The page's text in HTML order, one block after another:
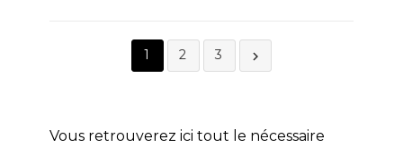
1 2 3 
Vous retrouverez ici tout le nécessaire